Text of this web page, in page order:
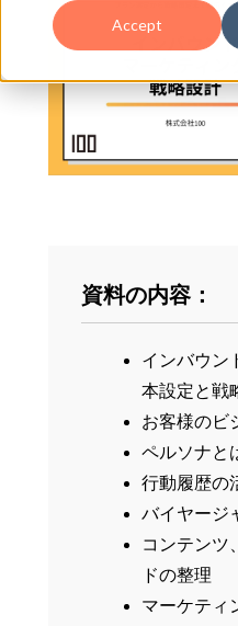
Accept
資料の内容：
インバウン
本設定と戦
お客様のビ
ペルソナと
⾏動履歴の
バイヤージ
コンテンツ
ドの整理
マーケティ